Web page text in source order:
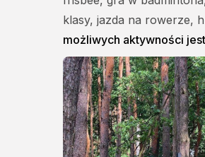
klasy, jazda na rowerze,
możliwych aktywności